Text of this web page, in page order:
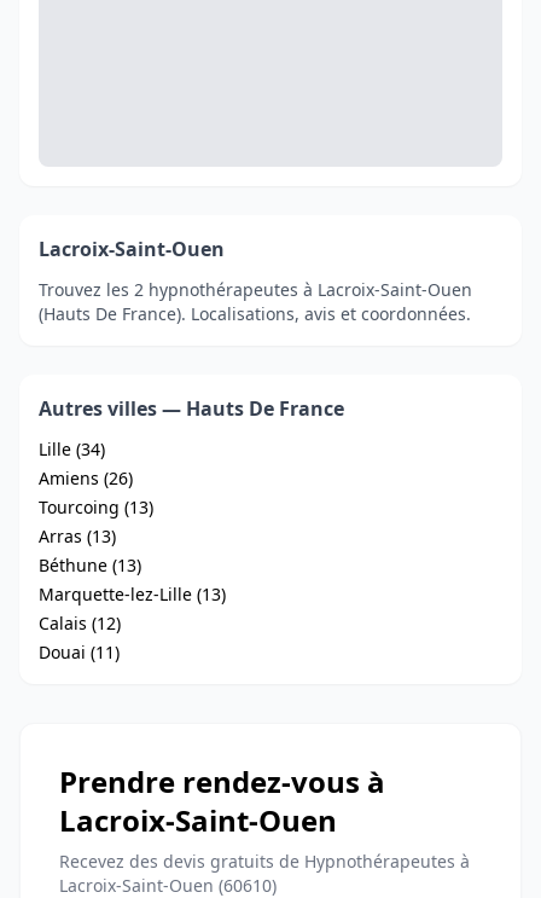
Lacroix-Saint-Ouen
Trouvez les 2 hypnothérapeutes à Lacroix-Saint-Ouen
(Hauts De France). Localisations, avis et coordonnées.
Autres villes — Hauts De France
Lille (34)
Amiens (26)
Tourcoing (13)
Arras (13)
Béthune (13)
Marquette-lez-Lille (13)
Calais (12)
Douai (11)
Prendre rendez-vous à
Lacroix-Saint-Ouen
Recevez des devis gratuits de Hypnothérapeutes à
Lacroix-Saint-Ouen (60610)